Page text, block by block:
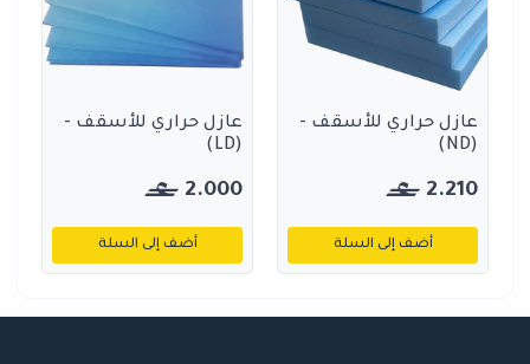
عازل حراري للأسقف -
(ND)
2.210
أضف إلى السلة
عازل حراري للأسقف -
(LD)
2.000
أضف إلى السلة